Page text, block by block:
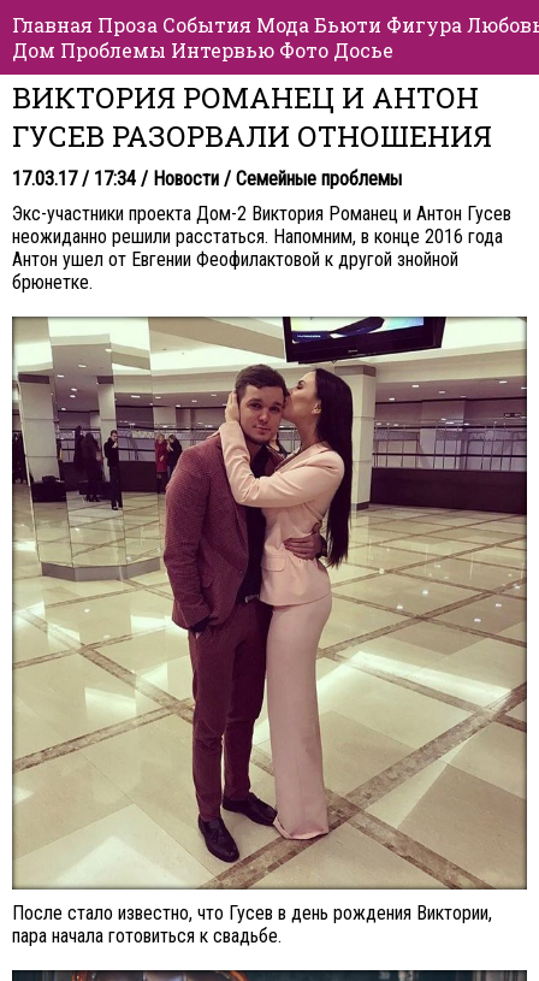
Главная Проза События Мода Бьюти Фигура
Дом Проблемы Интервью Фото Досье
ВИКТОРИЯ РОМАНЕЦ И АНТОН
ГУСЕВ РАЗОРВАЛИ ОТНОШЕНИЯ
17.03.17 / 17:34 / Новости / Семейные проблемы
Экс-участники проекта Дом-2 Виктория Романец и Антон Гусев
неожиданно решили расстаться. Напомним, в конце 2016 года
Антон ушел от Евгении Феофилактовой к другой знойной
брюнетке.
После стало известно, что Гусев в день рождения Виктории,
пара начала готовиться к свадьбе.